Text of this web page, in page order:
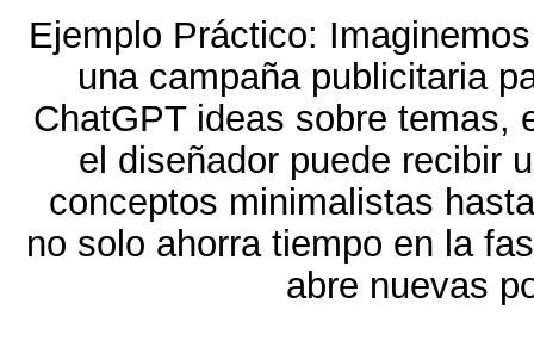
Ejemplo Práctico:
una campaña publicitaria
ChatGPT ideas sobre temas,
el diseñador puede recibir
conceptos minimalistas
no solo ahorra tiempo en la
abre nuevas